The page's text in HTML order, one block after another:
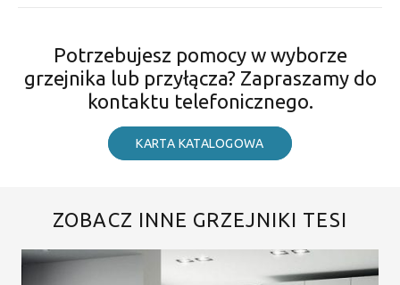
Potrzebujesz pomocy w wyborze
grzejnika lub przyłącza? Zapraszamy do
kontaktu telefonicznego.
KARTA KATALOGOWA
ZOBACZ INNE GRZEJNIKI TESI